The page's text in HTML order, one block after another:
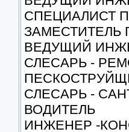
СПЕЦИАЛИСТ
ЗАМЕСТИТЕЛЬ
ВЕДУЩИЙ
СЛЕСАРЬ -
СЛЕСАРЬ -
ВОДИТЕЛЬ
ИНЖЕНЕР -